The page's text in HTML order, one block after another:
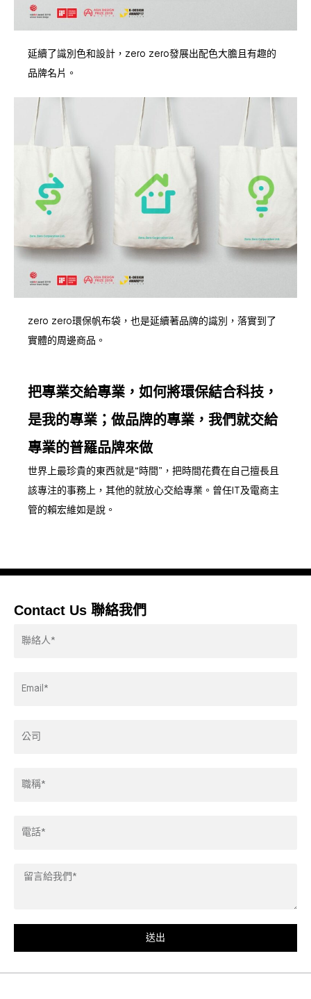
延續了識別色和設計，zero zero發展出配色大膽且有趣的
品牌名片。
zero zero環保帆布袋，也是延續著品牌的識別，落實到了
實體的周邊商品。
把專業交給專業，如何將環保結合科技，
是我的專業；做品牌的專業，我們就交給
專業的普羅品牌來做
世界上最珍貴的東西就是“時間”，把時間花費在自己擅長且
該專注的事務上，其他的就放心交給專業。曾任IT及電商主
管的賴宏維如是說。
Contact Us 聯絡我們
Address*
Leave
送出